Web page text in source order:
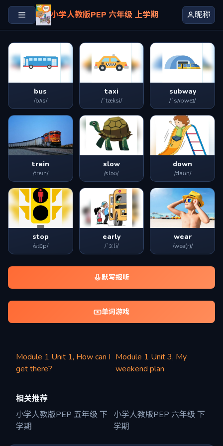
小学人教版PEP 六年级 上学期 昵称
bus
/bʌs/
taxi
/ˈtæksi/
subway
/ˈsʌbweɪ/
train
/treɪn/
slow
/sləʊ/
down
/daʊn/
stop
/stɒp/
early
/ˈɜːli/
wear
/weə(r)/
默写报听
单词游戏
Module 1 Unit 1, How can I
get there?
Module 1 Unit 3, My
weekend plan
相关推荐
小学人教版PEP 五年级 下
学期
小学人教版PEP 六年级 下
学期